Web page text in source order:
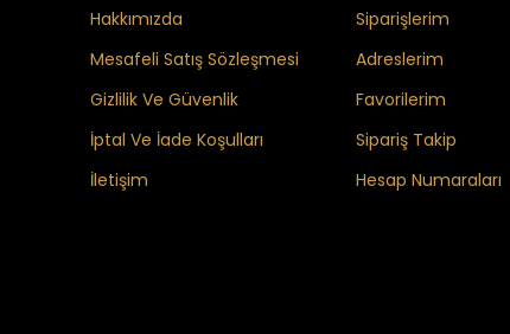
Hakkımızda
Mesafeli Satış Sözleşmesi
Gizlilik Ve Güvenlik
İptal Ve İade Koşulları
İletişim
Siparişlerim
Adreslerim
Favorilerim
Sipariş Takip
Hesap Numaraları